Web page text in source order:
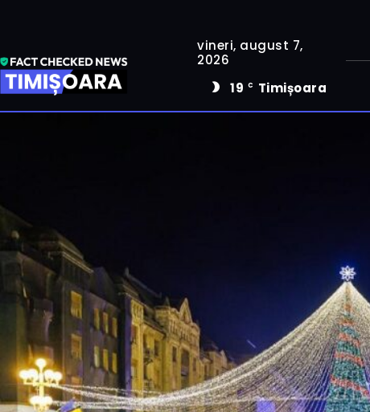
vineri, august 7,
2026
19 C Timișoara